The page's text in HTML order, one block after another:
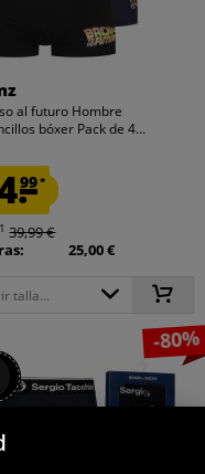
al futuro Hombre
bóxer Pack de 4...
99*
1 39,99 €
25,00 €
talla...
-80%